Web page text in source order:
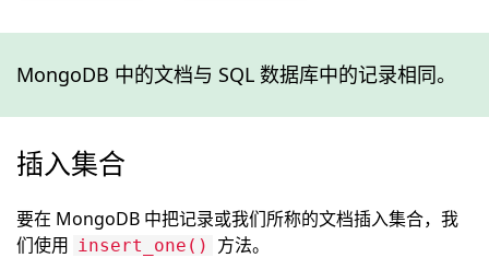
MongoDB 中的文档与 SQL 数据库中的记录相同。
插入集合
要在 MongoDB 中把记录或我们所称的文档插入集合，我
们使用 insert_one() 方法。